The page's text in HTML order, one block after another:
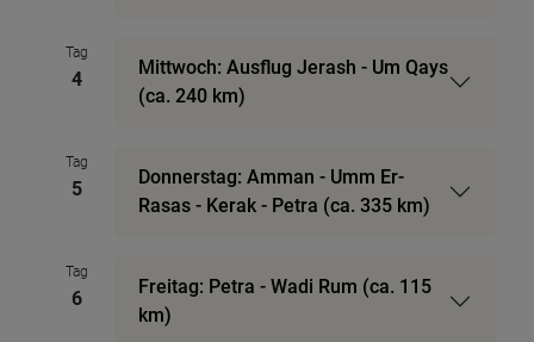
Tag
4
Mittwoch: Ausflug Jerash - Um Qays
(ca. 240 km)
Tag
5
Donnerstag: Amman - Umm Er-
Rasas - Kerak - Petra (ca. 335 km)
Tag
6
Freitag: Petra - Wadi Rum (ca. 115
km)